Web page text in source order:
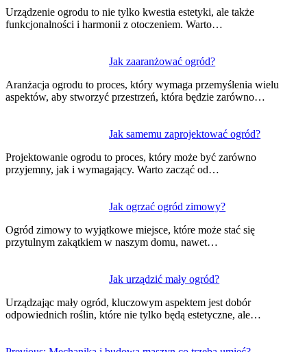
Urządzenie ogrodu to nie tylko kwestia estetyki, ale także
funkcjonalności i harmonii z otoczeniem. Warto…
Jak zaaranżować ogród?
Aranżacja ogrodu to proces, który wymaga przemyślenia wielu
aspektów, aby stworzyć przestrzeń, która będzie zarówno…
Jak samemu zaprojektować ogród?
Projektowanie ogrodu to proces, który może być zarówno
przyjemny, jak i wymagający. Warto zacząć od…
Jak ogrzać ogród zimowy?
Ogród zimowy to wyjątkowe miejsce, które może stać się
przytulnym zakątkiem w naszym domu, nawet…
Jak urządzić mały ogród?
Urządzając mały ogród, kluczowym aspektem jest dobór
odpowiednich roślin, które nie tylko będą estetyczne, ale…
wpisu